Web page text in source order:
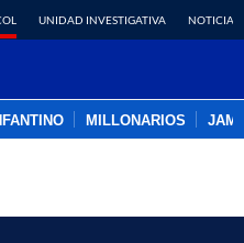
UNIDAD INVESTIGATIVA NOTICIAS
MILLONARIOS